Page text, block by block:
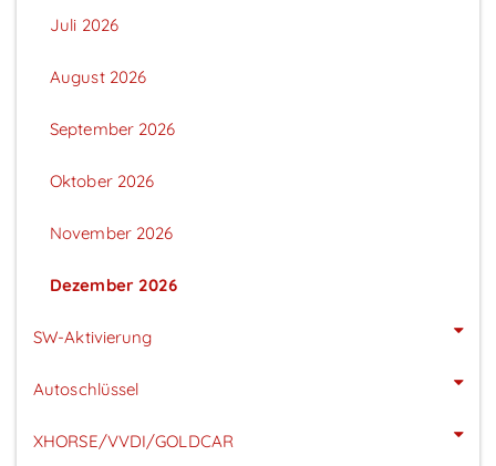
Juli 2026
August 2026
September 2026
Oktober 2026
November 2026
Dezember 2026
SW-Aktivierung
Autoschlüssel
XHORSE/VVDI/GOLDCAR